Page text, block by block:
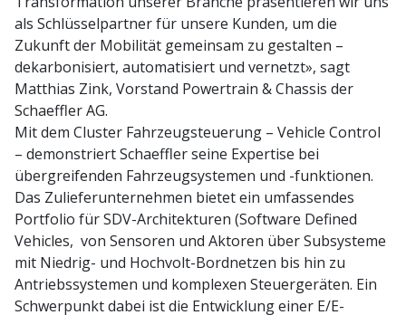
als Schlüsselpartner für unsere Kunden, um die
Zukunft der Mobilität gemeinsam zu gestalten –
dekarbonisiert, automatisiert und vernetzt», sagt
Matthias Zink, Vorstand Powertrain & Chassis der
Schaeffler AG.
Mit dem Cluster Fahrzeugsteuerung – Vehicle Control
– demonstriert Schaeffler seine Expertise bei
übergreifenden Fahrzeugsystemen und -funktionen.
Das Zulieferunternehmen bietet ein umfassendes
Portfolio für SDV-Architekturen (Software Defined
Vehicles, von Sensoren und Aktoren über Subsysteme
mit Niedrig- und Hochvolt-Bordnetzen bis hin zu
Antriebssystemen und komplexen Steuergeräten. Ein
Schwerpunkt dabei ist die Entwicklung einer E/E-